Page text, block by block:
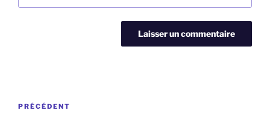
Navigation
Article
PRÉCÉDENT